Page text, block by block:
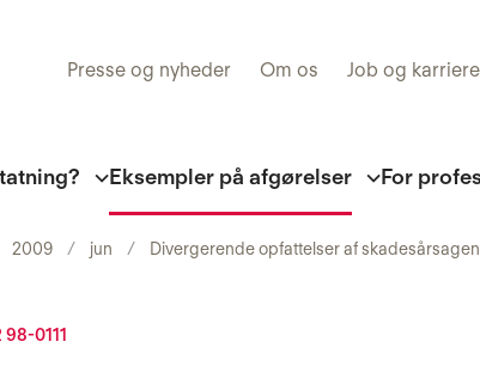
Presse og nyheder Om os Job og karriere
Eksempler på afgørelser For
2009 jun Divergerende opfattelser af skadesårsagen
0111